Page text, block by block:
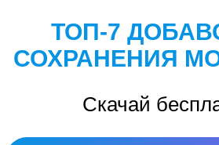
ТОП-7
СОХРАНЕНИЯ
Скачай